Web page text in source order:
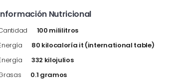
Nutricional
100 mililitros
80 kilocaloría it (international table)
332 kilojulios
0.1 gramos